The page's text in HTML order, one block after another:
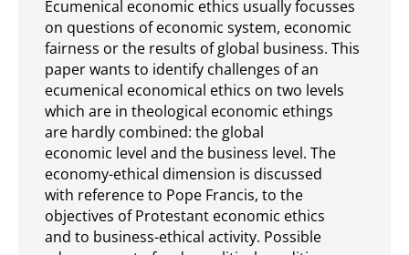
Ecumenical economic ethics usually focusses
on questions of economic system, economic
fairness or the results of global business. This
paper wants to identify challenges of an
ecumenical economical ethics on two levels
which are in theological economic ethings
are hardly combined: the global
economic level and the business level. The
economy-ethical dimension is discussed
with reference to Pope Francis, to the
objectives of Protestant economic ethics
and to business-ethical activity. Possible